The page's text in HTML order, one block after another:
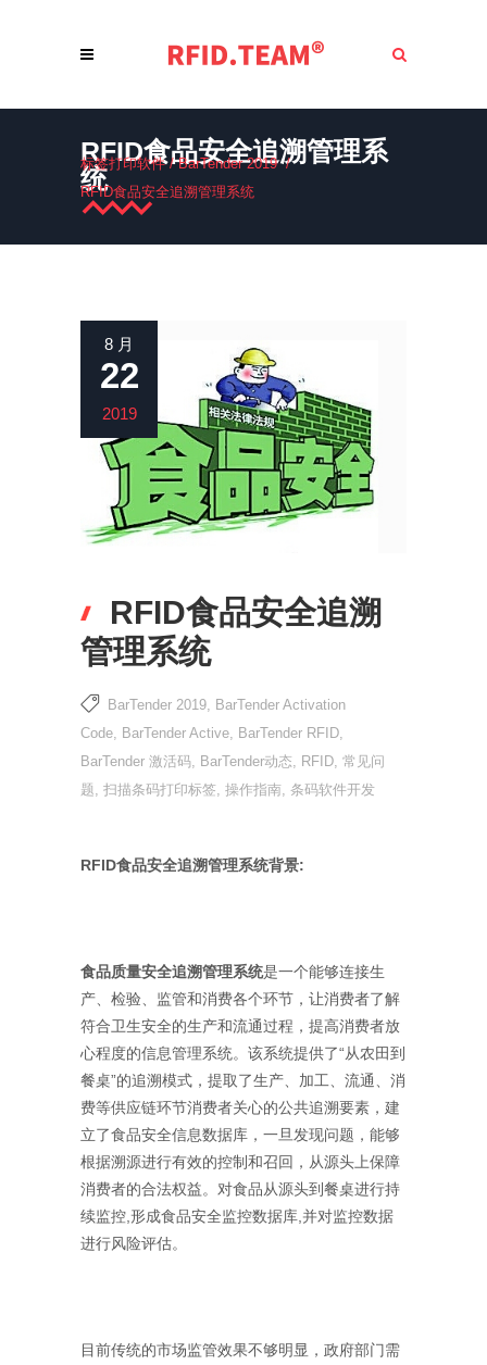
RFID食品安全追溯管理系
统
标签打印软件/BarTender 2019 /
RFID食品安全追溯管理系统
8 月
22
2019
RFID食品安全追溯
管理系统
BarTender 2019, BarTender Activation
Code, BarTender Active, BarTender RFID,
BarTender 激活码, BarTender动态, RFID, 常见问
题, 扫描条码打印标签, 操作指南, 条码软件开发
RFID食品安全追溯管理系统背景:
食品质量安全追溯管理系统是一个能够连接生
产、检验、监管和消费各个环节，让消费者了解
符合卫生安全的生产和流通过程，提高消费者放
心程度的信息管理系统。该系统提供了“从农田到
餐桌”的追溯模式，提取了生产、加工、流通、消
费等供应链环节消费者关心的公共追溯要素，建
立了食品安全信息数据库，一旦发现问题，能够
根据溯源进行有效的控制和召回，从源头上保障
消费者的合法权益。对食品从源头到餐桌进行持
续监控,形成食品安全监控数据库,并对监控数据
进行风险评估。
目前传统的市场监管效果不够明显，政府部门需